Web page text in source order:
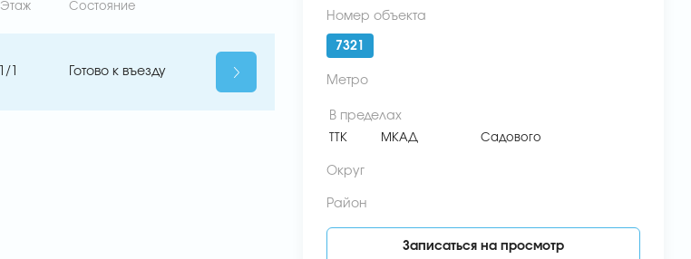
Этаж Состояние
1/1 Готово к въезду
Номер объекта
7321
Метро
В пределах
ТТК МКАД Садового
Округ
Район
Записаться на просмотр